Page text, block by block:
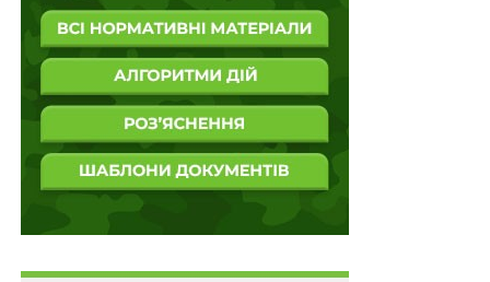
Тобто, у разі постановлення слідчим суддею ухвали,
не передбаченої кримінальними процесуальними
нормами, суд апеляційної інстанції не вправі
відмовити у перевірці її законності, посилаючись на
приписи
ч. 4 ст. 399КПК.
Аналогічні правові позиції викладені в постановах
Великої Палати Верховного Суду від 23 травня 2018
) та Об’єднаної палати
31 травня 2021 р. (справа№ 646/3986/19